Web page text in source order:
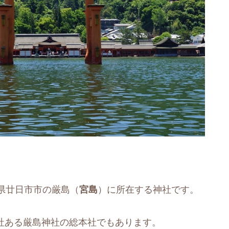
廿日市市の厳島（宮島 ）に所在する神社です。
る厳島神社の総本社でもあります。